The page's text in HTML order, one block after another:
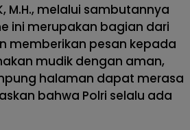
M.H., melalui sambutannya
ini merupakan bagian dari
memberikan pesan kepada
mudik dengan aman,
halaman dapat merasa
bahwa Polri selalu ada